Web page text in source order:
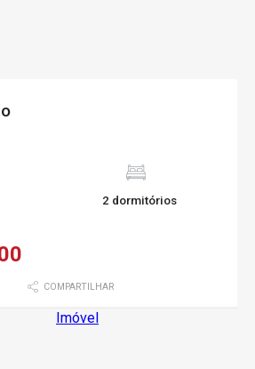
2 dormitórios
COMPARTILHAR